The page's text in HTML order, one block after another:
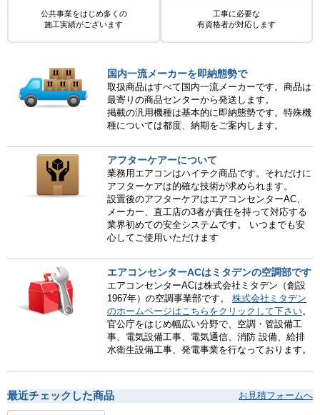
公共事業をはじめ多くの
施工実績がございます
工事に必要な
有資格者が対応します
国内一流メーカーを即納態勢で
取扱商品はすべて国内一流メーカーです。商品は
最寄りの商品センターから発送します。
掲載の汎用機種は基本的に即納態勢です。特殊機
種については都度、納期をご案内します。
アフターケアーについて
業務用エアコンはハイテク商品です。それだけに
アフターケアは的確な技術が求められます。
設置後のアフターケアはエアコンセンターAC、
メーカー、直工店の3者が責任を持って対応する
業界初めての安全システムです。 いつまでも安
心してご使用いただけます
エアコンセンターACはミタデンの空調部です
エアコンセンターACは株式会社ミタデン（創設
1967年）の空調事業部です。 株式会社ミタデン
のホームページはこちらをクリックして下さい。
官公庁をはじめ幅広い分野で、空調・管設備工
事、電気設備工事、電気通信、消防 設備、給排
水衛生設備工事、発電事業を行なっております。
最近チェックした商品 お見積フォームへ